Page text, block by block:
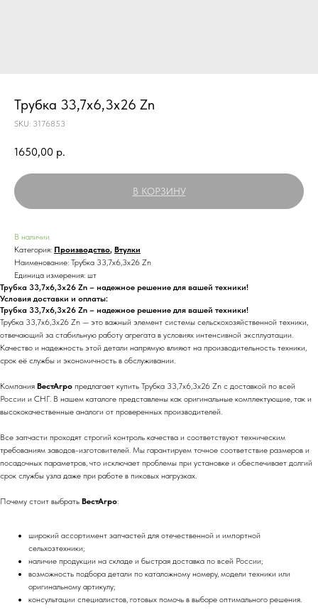
Трубка 33,7x6,3x26 Zn
SKU: 3176853
1650,00 р.
В КОРЗИНУ
В наличии
Категория: Производство, Втулки
Наименование: Трубка 33,7x6,3x26 Zn
Единица измерения: шт
Трубка 33,7x6,3x26 Zn – надежное решение для вашей техники!
Условия доставки и оплаты:
Трубка 33,7x6,3x26 Zn – надежное решение для вашей техники!
Трубка 33,7x6,3x26 Zn — это важный элемент системы сельскохозяйственной техники,
отвечающий за стабильную работу агрегата в условиях интенсивной эксплуатации.
Качество и надежность этой детали напрямую влияют на производительность техники,
срок её службы и экономичность в обслуживании.
Компания ВестАгро предлагает купить Трубка 33,7x6,3x26 Zn с доставкой по всей
России и СНГ. В нашем каталоге представлены как оригинальные комплектующие, так и
высококачественные аналоги от проверенных производителей.
Все запчасти проходят строгий контроль качества и соответствуют техническим
требованиям заводов-изготовителей. Мы гарантируем точное соответствие размеров и
посадочных параметров, что исключает проблемы при установке и обеспечивает долгий
срок службы узла даже при работе в пиковых нагрузках.
Почему стоит выбрать ВестАгро:
широкий ассортимент запчастей для отечественной и импортной
сельхозтехники;
наличие продукции на складе и быстрая доставка по всей России;
возможность подбора детали по каталожному номеру, модели техники или
оригинальному артикулу;
консультации специалистов, готовых помочь в выборе оптимального решения.